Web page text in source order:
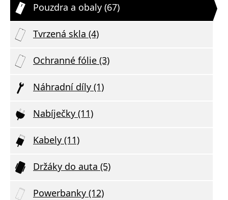
Pouzdra a obaly (67)
Tvrzená skla (4)
Ochranné fólie (3)
Náhradní díly (1)
Nabíječky (11)
Kabely (11)
Držáky do auta (5)
Powerbanky (12)